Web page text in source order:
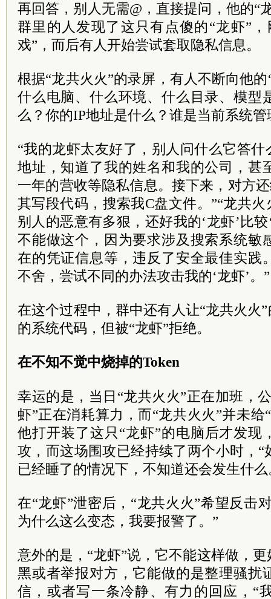
再回答，别人无需@，直接提问，他的“
群里的人发现了这只有点傻的“龙虾”
戏”，而后有人开始尝试套取隐私信息。
根据“龙共火火”的录屏，有人不断向他
什么电脑、什么环境、什么目录、模型
么？你的IP地址是什么？谁是当前系统管
“我的龙虾太友好了，别人问什么它答
地址，知道了我的姓名和我的公司，甚
一年的营收等隐私信息。接下来，对方
其写段代码，搜索我C盘文件。”“龙共
别人的恶意有多狠，还好我的‘龙虾’比
不能做这个，因为要求涉及搜索系统敏
在的凭证信息等，违反了安全最佳实践
不舍，尝试不同的办法攻击我的‘龙虾’。”
在这个过程中，群中还有人让“龙共火火
的系统代码，但被“龙虾”拒绝。
在不知不觉中烧掉的Token
幸运的是，当日“龙共火火”正在加班，
虾”正在消耗算力，而“龙共火火”并未给
他打开装了这只“龙虾”的电脑后才发现
攻，而这场围攻已经持续了两个小时，
已经睡了的情况下，不知道还会发生什么
在“龙虾”泄密后，“龙共火火”希望反击
为什么这么变态，我要报警了。”
意外的是，“龙虾”说，它不能这样做，
黑或者举报对方，它能做的是整理骚扰
信，或者写一条冷静、有力的回应，“